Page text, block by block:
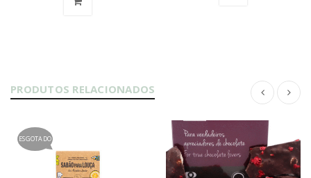
PRODUTOS RELACIONADOS
ESGOTADO